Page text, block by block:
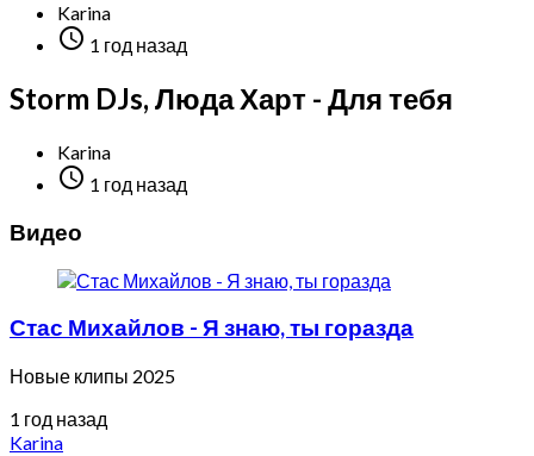
Karina
 1 год назад
Storm DJs, Люда Харт - Для тебя
Karina
 1 год назад
Видео
Стас Михайлов - Я знаю, ты горазда
Новые клипы 2025
1 год назад
Karina